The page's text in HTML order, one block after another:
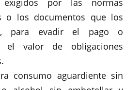
por las normas
o los documentos que los
para evadir el pago o
el valor de obligaciones
consumo aguardiente sin